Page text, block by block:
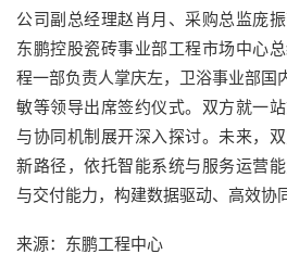
公司副总经理赵肖月、采购总监庞
东鹏控股瓷砖事业部工程市场中心
程一部负责人掌庆左，卫浴事业部国
敏等领导出席签约仪式。双方就一
与协同机制展开深入探讨。未来，
新路径，依托智能系统与服务运营
与交付能力，构建数据驱动、高效协
来源：东鹏工程中心